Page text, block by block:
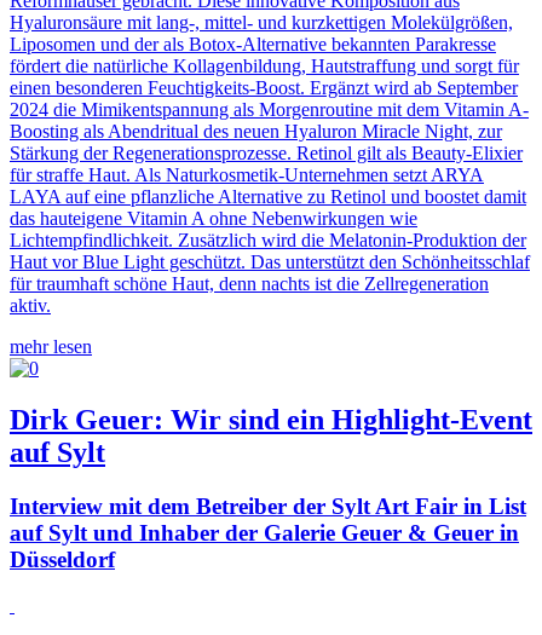
Hyaluronsäure mit lang-, mittel- und kurzkettigen Molekülgrößen,
Liposomen und der als Botox-Alternative bekannten Parakresse
fördert die natürliche Kollagenbildung, Hautstraffung und sorgt für
einen besonderen Feuchtigkeits-Boost. Ergänzt wird ab September
2024 die Mimikentspannung als Morgenroutine mit dem Vitamin A-
Boosting als Abendritual des neuen Hyaluron Miracle Night, zur
Stärkung der Regenerationsprozesse. Retinol gilt als Beauty-Elixier
für straffe Haut. Als Naturkosmetik-Unternehmen setzt ARYA
LAYA auf eine pflanzliche Alternative zu Retinol und boostet damit
das hauteigene Vitamin A ohne Nebenwirkungen wie
Lichtempfindlichkeit. Zusätzlich wird die Melatonin-Produktion der
Haut vor Blue Light geschützt. Das unterstützt den Schönheitsschlaf
für traumhaft schöne Haut, denn nachts ist die Zellregeneration
aktiv.
mehr lesen
Dirk Geuer: Wir sind ein Highlight-Event
auf Sylt
Interview mit dem Betreiber der Sylt Art Fair in List
auf Sylt und Inhaber der Galerie Geuer & Geuer in
Düsseldorf